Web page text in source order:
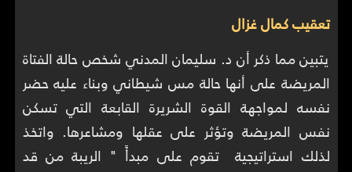
تعقيب كمال غزال
يتبين مما ذكر أن د. سليمان المدني شخص حالة الفتاة
المريضة على أنها حالة مس شيطاني وبناء عليه حضر
نفسه لمواجهة القوة الشريرة القابعة التي تسكن
نفس المريضة وتؤثر على عقلها ومشاعرها. واتخذ
لذلك استراتيجية تقوم على مبدأً " الريبة من قد